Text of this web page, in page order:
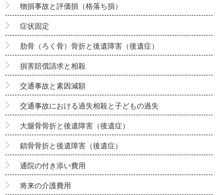
物損事故と評価損（格落ち損）
症状固定
肋骨（ろく骨）骨折と後遺障害（後遺症）
損害賠償請求と相殺
交通事故と素因減額
交通事故における過失相殺と子どもの過失
大腿骨骨折と後遺障害（後遺症）
鎖骨骨折と後遺障害（後遺症）
通院の付き添い費用
将来の介護費用